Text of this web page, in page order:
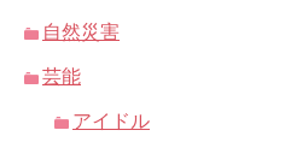
自然災害
芸能
アイドル